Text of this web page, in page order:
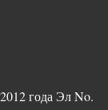
года Эл No.